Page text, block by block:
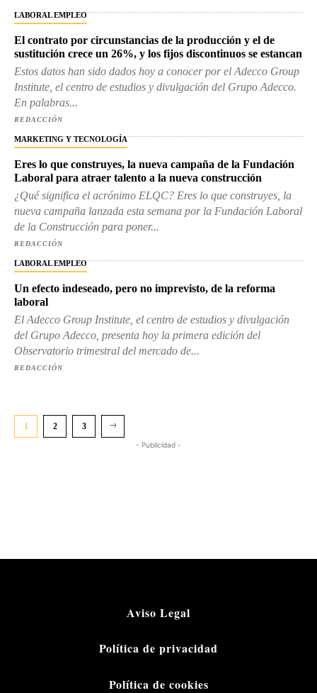
LABORAL EMPLEO
El contrato por circunstancias de la producción y el de
sustitución crece un 26%, y los fijos discontinuos se estancan
Estos datos han sido dados hoy a conocer por el Adecco Group
Institute, el centro de estudios y divulgación del Grupo Adecco.
En palabras...
REDACCIÓN
MARKETING Y TECNOLOGÍA
Eres lo que construyes, la nueva campaña de la Fundación
Laboral para atraer talento a la nueva construcción
¿Qué significa el acrónimo ELQC? Eres lo que construyes, la
nueva campaña lanzada esta semana por la Fundación Laboral
de la Construcción para poner...
REDACCIÓN
LABORAL EMPLEO
Un efecto indeseado, pero no imprevisto, de la reforma
laboral
El Adecco Group Institute, el centro de estudios y divulgación
del Grupo Adecco, presenta hoy la primera edición del
Observatorio trimestral del mercado de...
REDACCIÓN
1 2 3
- Publicidad -
Aviso Legal
Política de privacidad
Política de cookies